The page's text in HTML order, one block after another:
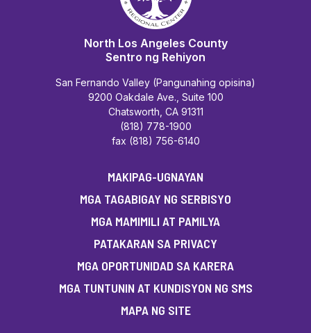
North Los Angeles County
Sentro ng Rehiyon
San Fernando Valley (Pangunahing opisina)
9200 Oakdale Ave., Suite 100
Chatsworth, CA 91311
(818) 778-1900
fax (818) 756-6140
MAKIPAG-UGNAYAN
MGA TAGABIGAY NG SERBISYO
MGA MAMIMILI AT PAMILYA
PATAKARAN SA PRIVACY
MGA OPORTUNIDAD SA KARERA
MGA TUNTUNIN AT KUNDISYON NG SMS
MAPA NG SITE